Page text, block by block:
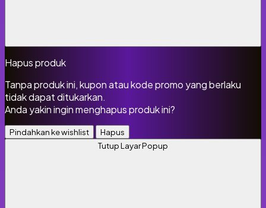
Hapus produk
Tanpa produk ini, kupon atau kode promo yang berlaku
tidak dapat ditukarkan.
Anda yakin ingin menghapus produk ini?
Pindahkan ke wishlist
Hapus
Tutup Layar Popup